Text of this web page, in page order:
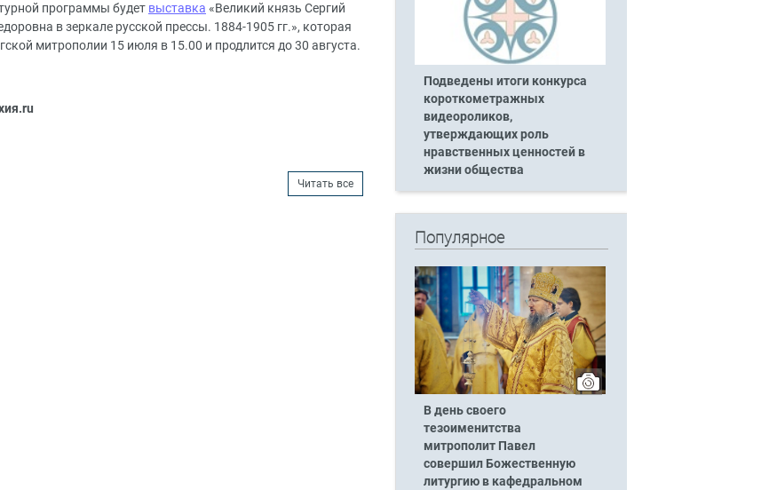
программы будет выставка «Великий князь Сергий
в зеркале русской прессы. 1884-1905 гг.», которая
митрополии 15 июля в 15.00 и продлится до 30 августа.
Читать все
Подведены итоги конкурса
короткометражных
видеороликов,
утверждающих роль
нравственных ценностей в
жизни общества
Популярное
В день своего
тезоименитства
митрополит Павел
совершил Божественную
литургию в кафедральном